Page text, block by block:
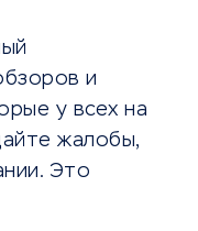
и
у всех на
жалобы,
Это